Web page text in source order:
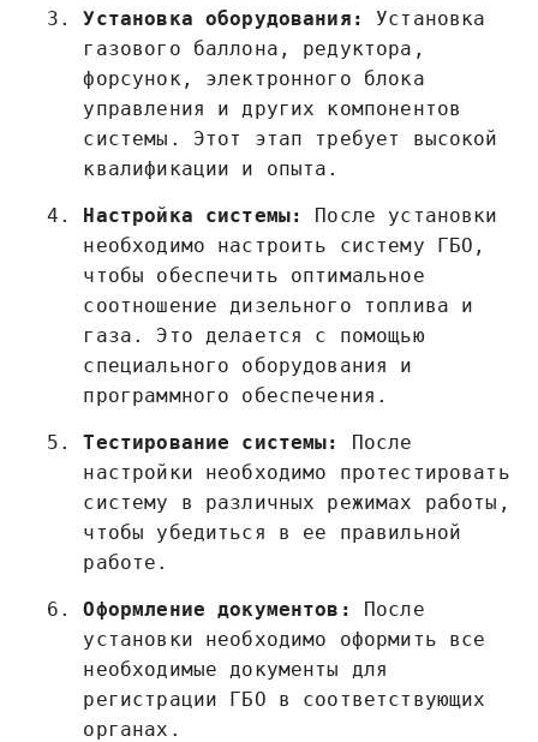
Установка оборудования:
Установка
газового баллона, редуктора,
форсунок, электронного блока
управления и других компонентов
системы. Этот этап требует высокой
квалификации и опыта.
Настройка системы:
После установки
необходимо настроить систему ГБО,
чтобы обеспечить оптимальное
соотношение дизельного топлива и
газа. Это делается с помощью
специального оборудования и
программного обеспечения.
Тестирование системы:
После
настройки необходимо протестировать
систему в различных режимах работы,
чтобы убедиться в ее правильной
работе.
Оформление документов:
После
установки необходимо оформить все
необходимые документы для
регистрации ГБО в соответствующих
органах.